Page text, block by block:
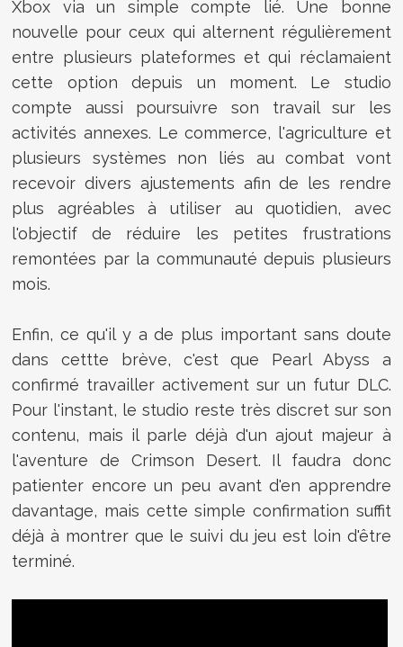
Xbox via un simple compte lié. Une bonne
nouvelle pour ceux qui alternent régulièrement
entre plusieurs plateformes et qui réclamaient
cette option depuis un moment. Le studio
compte aussi poursuivre son travail sur les
activités annexes. Le commerce, l'agriculture et
plusieurs systèmes non liés au combat vont
recevoir divers ajustements afin de les rendre
plus agréables à utiliser au quotidien, avec
l'objectif de réduire les petites frustrations
remontées par la communauté depuis plusieurs
mois.
Enfin, ce qu'il y a de plus important sans doute
dans cettte brève, c'est que Pearl Abyss a
confirmé travailler activement sur un futur DLC.
Pour l'instant, le studio reste très discret sur son
contenu, mais il parle déjà d'un ajout majeur à
l'aventure de Crimson Desert. Il faudra donc
patienter encore un peu avant d'en apprendre
davantage, mais cette simple confirmation suffit
déjà à montrer que le suivi du jeu est loin d'être
terminé.